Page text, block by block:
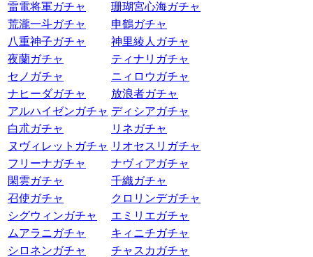
雷電将軍ガチャ
珊瑚宮心海ガチャ
荒瀧一斗ガチャ
申鶴ガチャ
八重神子ガチャ
神里綾人ガチャ
夜蘭ガチャ
ティナリガチャ
セノガチャ
ニィロウガチャ
ナヒーダガチャ
放浪者ガチャ
アルハイゼンガチャ ディシアガチャ
白朮ガチャ
リネガチャ
ヌヴィレットガチャ リオセスリガチャ
フリーナガチャ
ナヴィアガチャ
閑雲ガチャ
千織ガチャ
召使ガチャ
クロリンデガチャ
シグウィンガチャ
エミリエガチャ
ムアラニガチャ
キィニチガチャ
シロネンガチャ
チャスカガチャ